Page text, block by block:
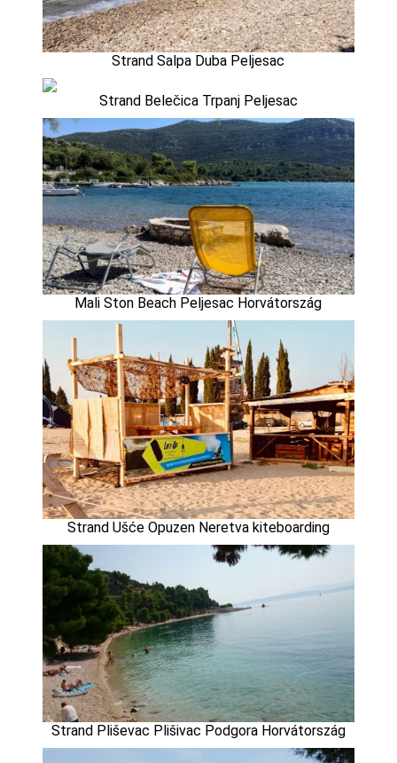
Strand Salpa Duba Peljesac
Strand Belečica Trpanj Peljesac
Mali Ston Beach Peljesac Horvátország
Strand Ušće Opuzen Neretva kiteboarding
Strand Pliševac Plišivac Podgora Horvátország